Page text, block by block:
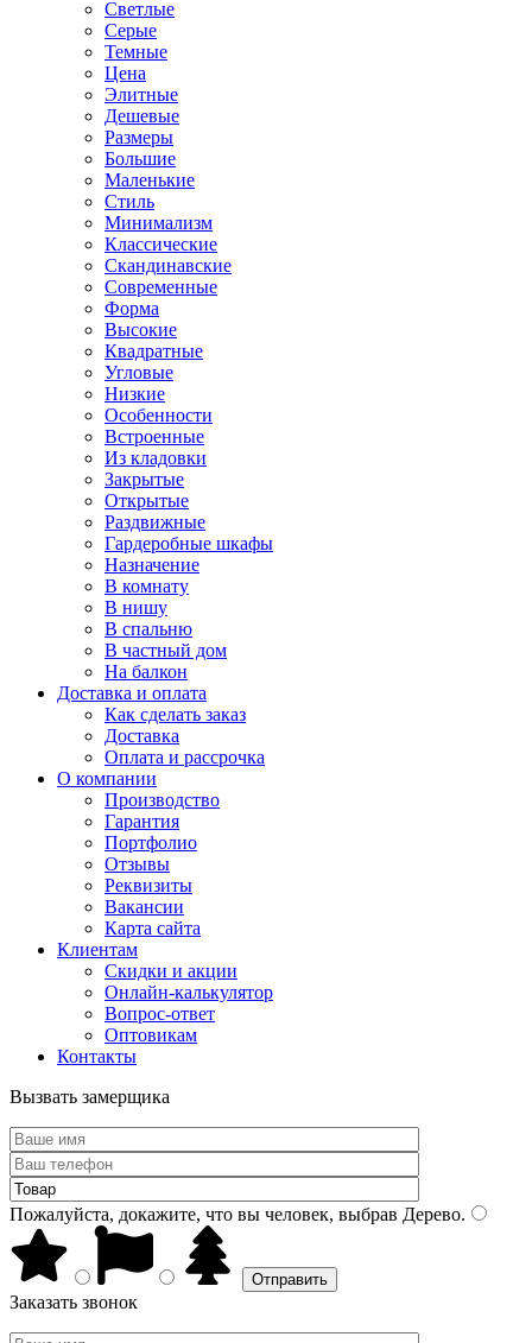
Светлые
Серые
Темные
Цена
Элитные
Дешевые
Размеры
Большие
Маленькие
Стиль
Минимализм
Классические
Скандинавские
Современные
Форма
Высокие
Квадратные
Угловые
Низкие
Особенности
Встроенные
Из кладовки
Закрытые
Открытые
Раздвижные
Гардеробные шкафы
Назначение
В комнату
В нишу
В спальню
В частный дом
На балкон
Доставка и оплата
Как сделать заказ
Доставка
Оплата и рассрочка
О компании
Производство
Гарантия
Портфолио
Отзывы
Реквизиты
Вакансии
Карта сайта
Клиентам
Скидки и акции
Онлайн-калькулятор
Вопрос-ответ
Оптовикам
Контакты
Вызвать замерщика
Пожалуйста, докажите, что вы человек, выбрав Дерево.
Заказать звонок